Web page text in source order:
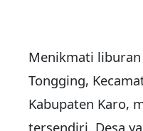
Menikmati
Tongging,
Kabupaten Karo,
tersendiri. Desa